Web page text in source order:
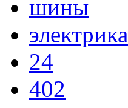
шины
электрика
24
402